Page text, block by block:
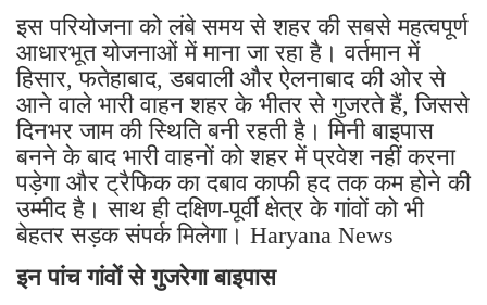
इस परियोजना को लंबे समय से शहर की सबसे महत्वपूर्ण
आधारभूत योजनाओं में माना जा रहा है। वर्तमान में
हिसार, फतेहाबाद, डबवाली और ऐलनाबाद की ओर से
आने वाले भारी वाहन शहर के भीतर से गुजरते हैं, जिससे
दिनभर जाम की स्थिति बनी रहती है। मिनी बाइपास
बनने के बाद भारी वाहनों को शहर में प्रवेश नहीं करना
पड़ेगा और ट्रैफिक का दबाव काफी हद तक कम होने की
उम्मीद है। साथ ही दक्षिण-पूर्वी क्षेत्र के गांवों को भी
बेहतर सड़क संपर्क मिलेगा। Haryana News
इन पांच गांवों से गुजरेगा बाइपास